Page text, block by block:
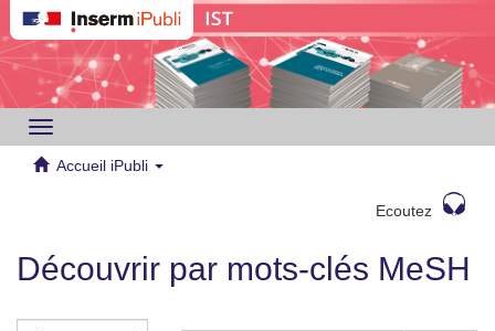
Toggle
navigation
Accueil iPubli
Ecoutez
Découvrir par mots-clés MeSH